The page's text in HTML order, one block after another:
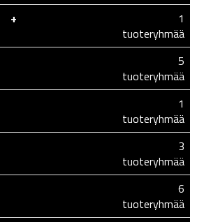
+
1
tuoteryhmää
5
tuoteryhmää
1
tuoteryhmää
3
tuoteryhmää
6
tuoteryhmää